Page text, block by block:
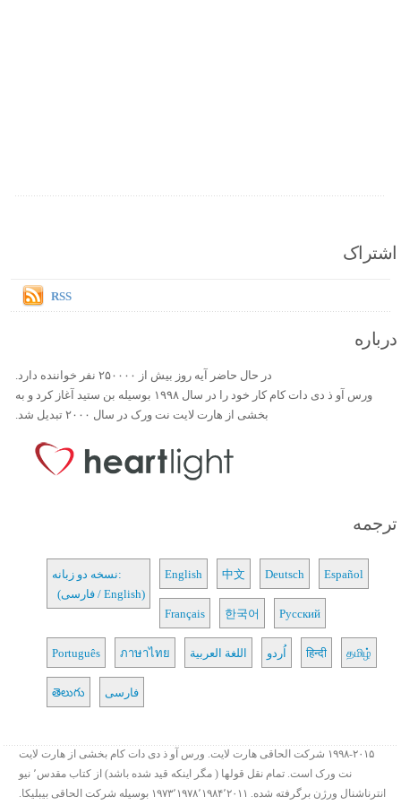
اشتراک
RSS
درباره
در حال حاضر آیه روز بیش از ۲۵۰۰۰۰ نفر خواننده دارد.
ورس آو ذ دی دات کام کار خود را در سال ۱۹۹۸ بوسیله بن ستید آغاز کرد و به
بخشی از هارت لایت نت ورک در سال ۲۰۰۰ تبدیل شد.
ترجمه
نسخه دو زبانه:
(فارسی / English)
English 中文 Deutsch Español
Français 한국어 Русский
Português ภาษาไทย اللغة العربية اُردو हिन्दी தமிழ்
తెలుగు فارسی
۱۹۹۸-۲۰۱۵ شرکت الحاقی هارت لایت. ورس آو ذ دی دات کام بخشی از هارت لایت
نت ورک است. تمام نقل قولها ( مگر اینکه قید شده باشد) از کتاب مقدس٬ نیو
انترناشنال ورژن برگرفته شده. ۱۹۷۳٬۱۹۷۸٬۱۹۸۴٬۲۰۱۱ بوسیله شرکت الحاقی بیبلیکا.